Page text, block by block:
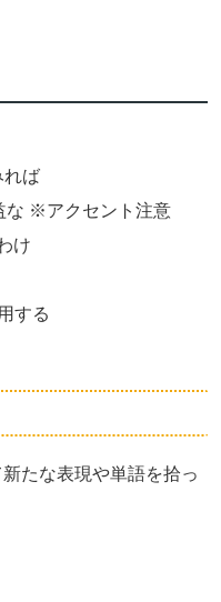
れば
な ※アクセント注意
け
する
たな表現や単語を拾っ